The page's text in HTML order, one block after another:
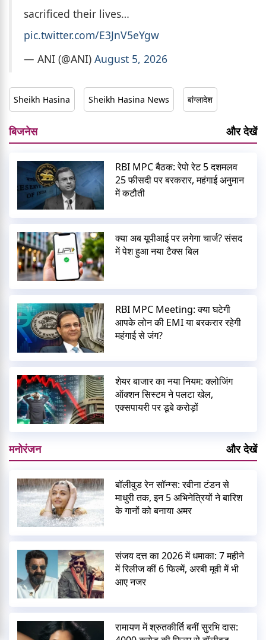
sacrificed their lives…
pic.twitter.com/E3JnV5eYgw
— ANI (@ANI) August 5, 2026
Sheikh Hasina Sheikh Hasina News बांग्लादेश
बिजनेस और देखें
RBI MPC बैठक: रेपो रेट 5 दशमलव
25 फीसदी पर बरकरार, महंगाई अनुमान
में कटौती
क्या अब यूपीआई पर लगेगा चार्ज? संसद
में पेश हुआ नया टैक्स बिल
RBI MPC Meeting: क्या घटेगी
आपके लोन की EMI या बरकरार रहेगी
महंगाई से जंग?
शेयर बाजार का नया नियम: क्लोजिंग
ऑक्शन सिस्टम ने पलटा खेल,
एक्सपायरी पर डूबे करोड़ों
मनोरंजन और देखें
बॉलीवुड रेन सॉन्ग्स: रवीना टंडन से
माधुरी तक, इन 5 अभिनेत्रियों ने बारिश
के गानों को बनाया अमर
संजय दत्त का 2026 में धमाका: 7 महीने
में रिलीज कीं 6 फिल्में, अरबी मूवी में भी
आए नजर
रामायण में श्रुतकीर्ति बनीं सुरभि दास: